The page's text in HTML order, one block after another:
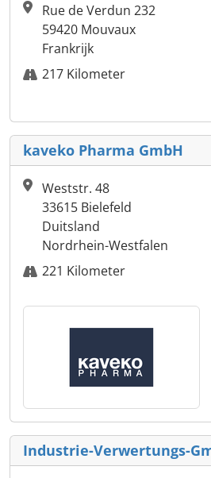
Rue de Verdun 232
59420 Mouvaux
Frankrijk
217 Kilometer
kaveko Pharma GmbH
Weststr. 48
33615 Bielefeld
Duitsland
Nordrhein-Westfalen
221 Kilometer
Industrie-Verwertungs-